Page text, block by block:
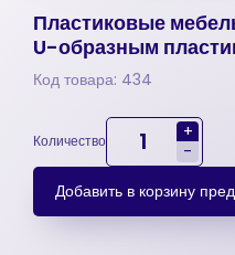
Пластиковые
U-образным
Код товара: 434
Количество
+
-
Добавить в корзину